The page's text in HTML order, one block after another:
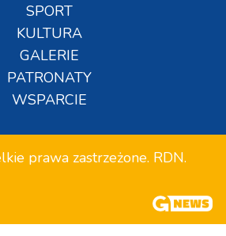
SPORT
KULTURA
GALERIE
PATRONATY
WSPARCIE
prawa zastrzeżone. RDN.